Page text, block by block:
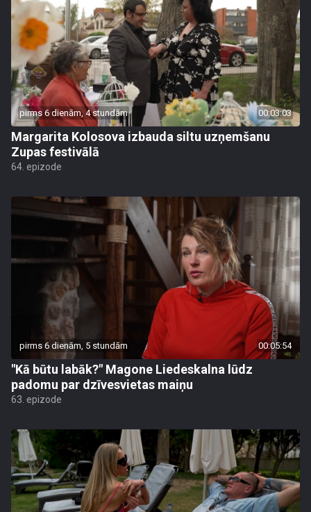
pirms 6 dienām, 4 stundām 00:03:03
Margarita Kolosova izbauda siltu uzņemšanu
Zupas festivālā
64. epizode
pirms 6 dienām, 5 stundām 00:05:54
"Kā būtu labāk?" Magone Liedeskalna lūdz
padomu par dzīvesvietas maiņu
63. epizode